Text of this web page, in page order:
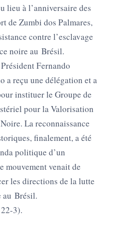
lieu à l’anniversaire des
de Zumbi dos Palmares,
contre l’esclavage
noire au Brésil.
Fernando
a reçu une délégation et a
instituer le Groupe de
pour la Valorisation
La reconnaissance
finalement, a été
politique d’un
mouvement venait de
les directions de la lutte
au Brésil.
3).